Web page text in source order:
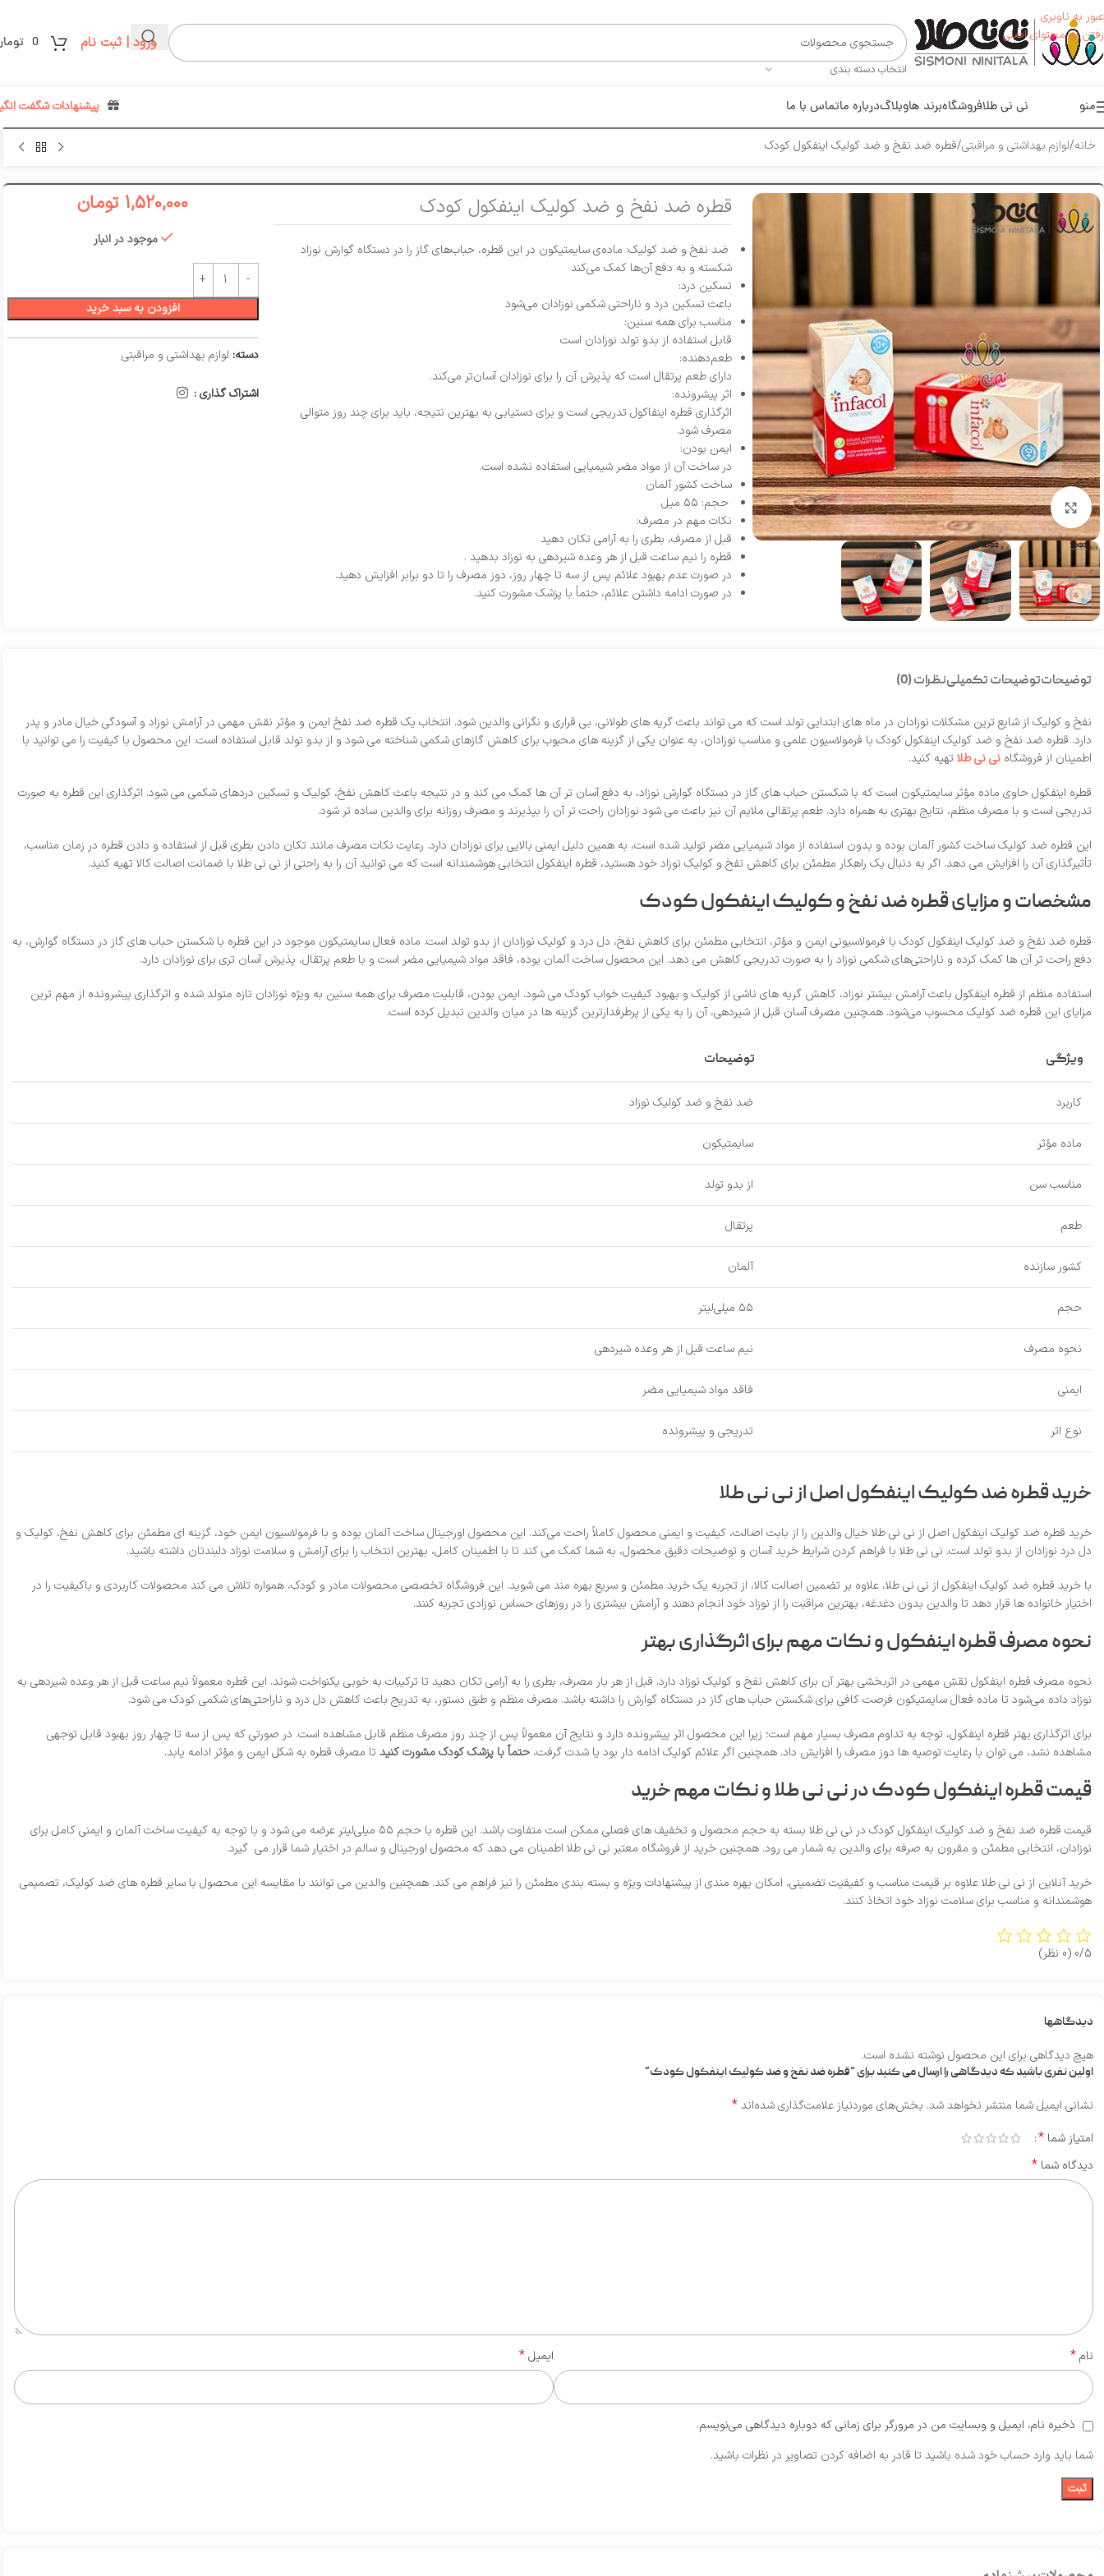
عبور به ناوبری
رفتن به محتوای اصلی
انتخاب دسته بندی
ورود | ثبت نام 0
منو نی نی طلافروشگاهبرند هاوبلاگدرباره ماتماس با ما پیشنهادات شگفت
خانه لوازم بهداشتی و مراقبتی قطره ضد نفخ و ضد کولیک اینفکول کودک
بزرگنمایی تصویر
قطره ضد نفخ و ضد کولیک اینفکول کودک
ضد نفخ و ضد کولیک: ماده‌ی سایمتیکون در این قطره، حباب‌های گاز را در دستگاه گوارش نوزاد
شکسته و به دفع آن‌ها کمک می‌کند
تسکین درد:
باعث تسکین درد و ناراحتی شکمی نوزادان می‌شود
مناسب برای همه سنین:
قابل استفاده از بدو تولد نوزادان است
طعم‌دهنده:
دارای طعم پرتقال است که پذیرش آن را برای نوزادان آسان‌تر می‌کند.
اثر پیشرونده:
اثرگذاری قطره اینفاکول تدریجی است و برای دستیابی به بهترین نتیجه، باید برای چند روز متوالی
مصرف شود.
ایمن بودن:
در ساخت آن از مواد مضر شیمیایی استفاده نشده است.
ساخت کشور آلمان
حجم: ۵۵ میل
نکات مهم در مصرف:
قبل از مصرف، بطری را به آرامی تکان دهید
قطره را نیم ساعت قبل از هر وعده شیردهی به نوزاد بدهید .
در صورت عدم بهبود علائم پس از سه تا چهار روز، دوز مصرف را تا دو برابر افزایش دهید.
در صورت ادامه داشتن علائم، حتماً با پزشک مشورت کنید.
1,520,000 تومان
موجود در انبار
افزودن به سبد خرید
دسته: لوازم بهداشتی و مراقبتی
اشتراک گذاری :
توضیحاتتوضیحات تکمیلینظرات (0)
نفخ و کولیک از شایع‌ ترین مشکلات نوزادان در ماه‌ های ابتدایی تولد است که می‌ تواند باعث گریه‌ های طولانی، بی‌ قراری و نگرانی والدین شود. انتخاب یک قطره ضد نفخ ایمن و مؤثر نقش مهمی در آرامش نوزاد و آسودگی خیال مادر و پدر
دارد. قطره ضد نفخ و ضد کولیک اینفکول کودک با فرمولاسیون علمی و مناسب نوزادان، به‌ عنوان یکی از گزینه‌ های محبوب برای کاهش گازهای شکمی شناخته می‌ شود و از بدو تولد قابل استفاده است. این محصول با کیفیت را می‌ توانید با
اطمینان از فروشگاه نی نی طلا تهیه کنید.
قطره اینفکول حاوی ماده مؤثر سایمتیکون است که با شکستن حباب‌ های گاز در دستگاه گوارش نوزاد، به دفع آسان‌ تر آن‌ ها کمک می‌ کند و در نتیجه باعث کاهش نفخ، کولیک و تسکین دردهای شکمی می‌ شود. اثرگذاری این قطره به‌ صورت
تدریجی است و با مصرف منظم، نتایج بهتری به همراه دارد. طعم پرتقالی ملایم آن نیز باعث می‌ شود نوزادان راحت‌ تر آن را بپذیرند و مصرف روزانه برای والدین ساده‌ تر شود.
این قطره ضد کولیک ساخت کشور آلمان بوده و بدون استفاده از مواد شیمیایی مضر تولید شده است، به همین دلیل ایمنی بالایی برای نوزادان دارد. رعایت نکات مصرف مانند تکان دادن بطری قبل از استفاده و دادن قطره در زمان مناسب،
تأثیرگذاری آن را افزایش می‌ دهد. اگر به‌ دنبال یک راهکار مطمئن برای کاهش نفخ و کولیک نوزاد خود هستید، قطره اینفکول انتخابی هوشمندانه است که می‌ توانید آن را به‌ راحتی از نی نی طلا با ضمانت اصالت کالا تهیه کنید.
مشخصات و مزایای قطره ضد نفخ و کولیک اینفکول کودک
قطره ضد نفخ و ضد کولیک اینفکول کودک با فرمولاسیونی ایمن و مؤثر، انتخابی مطمئن برای کاهش نفخ، دل‌ درد و کولیک نوزادان از بدو تولد است. ماده فعال سایمتیکون موجود در این قطره با شکستن حباب‌ های گاز در دستگاه گوارش، به
دفع راحت‌ تر آن‌ ها کمک کرده و ناراحتی‌های شکمی نوزاد را به‌ صورت تدریجی کاهش می‌ دهد. این محصول ساخت آلمان بوده، فاقد مواد شیمیایی مضر است و با طعم پرتقال، پذیرش آسان‌ تری برای نوزادان دارد.
استفاده منظم از قطره اینفکول باعث آرامش بیشتر نوزاد، کاهش گریه‌ های ناشی از کولیک و بهبود کیفیت خواب کودک می‌ شود. ایمن بودن، قابلیت مصرف برای همه سنین به‌ ویژه نوزادان تازه متولد شده و اثرگذاری پیشرونده از مهم‌ ترین
مزایای این قطره ضد کولیک محسوب می‌شود. همچنین مصرف آسان قبل از شیردهی، آن را به یکی از پرطرفدارترین گزینه‌ ها در میان والدین تبدیل کرده است.
ویژگی توضیحات
کاربرد ضد نفخ و ضد کولیک نوزاد
ماده مؤثر سایمتیکون
مناسب سن از بدو تولد
طعم پرتقال
کشور سازنده آلمان
حجم ۵۵ میلی‌لیتر
نحوه مصرف نیم ساعت قبل از هر وعده شیردهی
ایمنی فاقد مواد شیمیایی مضر
نوع اثر تدریجی و پیشرونده
خرید قطره ضد کولیک اینفکول اصل از نی‌ نی طلا
خرید قطره ضد کولیک اینفکول اصل از نی‌ نی طلا خیال والدین را از بابت اصالت، کیفیت و ایمنی محصول کاملاً راحت می‌کند. این محصول اورجینال ساخت آلمان بوده و با فرمولاسیون ایمن خود، گزینه‌ ای مطمئن برای کاهش نفخ، کولیک و
دل‌ درد نوزادان از بدو تولد است. نی‌ نی طلا با فراهم کردن شرایط خرید آسان و توضیحات دقیق محصول، به شما کمک می‌ کند تا با اطمینان کامل، بهترین انتخاب را برای آرامش و سلامت نوزاد دلبندتان داشته باشید.
با خرید قطره ضد کولیک اینفکول از نی‌ نی طلا، علاوه بر تضمین اصالت کالا، از تجربه یک خرید مطمئن و سریع بهره‌ مند می‌ شوید. این فروشگاه تخصصی محصولات مادر و کودک، همواره تلاش می‌ کند محصولات کاربردی و باکیفیت را در
اختیار خانواده‌ ها قرار دهد تا والدین بدون دغدغه، بهترین مراقبت را از نوزاد خود انجام دهند و آرامش بیشتری را در روزهای حساس نوزادی تجربه کنند.
نحوه مصرف قطره اینفکول و نکات مهم برای اثرگذاری بهتر
نحوه مصرف قطره اینفکول نقش مهمی در اثربخشی بهتر آن برای کاهش نفخ و کولیک نوزاد دارد. قبل از هر بار مصرف، بطری را به‌ آرامی تکان دهید تا ترکیبات به‌ خوبی یکنواخت شوند. این قطره معمولاً نیم ساعت قبل از هر وعده شیردهی به
نوزاد داده می‌شود تا ماده فعال سایمتیکون فرصت کافی برای شکستن حباب‌ های گاز در دستگاه گوارش را داشته باشد. مصرف منظم و طبق دستور، به تدریج باعث کاهش دل‌ درد و ناراحتی‌های شکمی کودک می‌ شود.
برای اثرگذاری بهتر قطره اینفکول، توجه به تداوم مصرف بسیار مهم است؛ زیرا این محصول اثر پیشرونده دارد و نتایج آن معمولاً پس از چند روز مصرف منظم قابل مشاهده است. در صورتی که پس از سه تا چهار روز بهبود قابل‌ توجهی
مشاهده نشد، می‌ توان با رعایت توصیه‌ ها دوز مصرف را افزایش داد. همچنین اگر علائم کولیک ادامه‌ دار بود یا شدت گرفت، حتماً با پزشک کودک مشورت کنید تا مصرف قطره به شکل ایمن و مؤثر ادامه یابد.
قیمت قطره اینفکول کودک در نی‌ نی طلا و نکات مهم خرید
قیمت قطره ضد نفخ و ضد کولیک اینفکول کودک در نی‌ نی طلا بسته به حجم محصول و تخفیف‌ های فصلی ممکن است متفاوت باشد. این قطره با حجم ۵۵ میلی‌لیتر عرضه می‌ شود و با توجه به کیفیت ساخت آلمان و ایمنی کامل برای
نوزادان، انتخابی مطمئن و مقرون‌ به‌ صرفه برای والدین به شمار می‌ رود. همچنین خرید از فروشگاه معتبر نی‌ نی طلا اطمینان می‌ دهد که محصول اورجینال و سالم در اختیار شما قرار می‌ گیرد.
خرید آنلاین از نی‌ نی طلا علاوه بر قیمت مناسب و کفیفیت تضمینی، امکان بهره‌ مندی از پیشنهادات ویژه و بسته‌ بندی مطمئن را نیز فراهم می‌ کند. همچنین والدین می‌ توانند با مقایسه این محصول با سایر قطره‌ های ضد کولیک، تصمیمی
هوشمندانه و مناسب برای سلامت نوزاد خود اتخاذ کنند.
0/5 (0 نظر)
دیدگاهها
هیچ دیدگاهی برای این محصول نوشته نشده است.
اولین نفری باشید که دیدگاهی را ارسال می کنید برای “قطره ضد نفخ و ضد کولیک اینفکول کودک”
نشانی ایمیل شما منتشر نخواهد شد. بخش‌های موردنیاز علامت‌گذاری شده‌اند*
امتیاز شما *
دیدگاه شما *
نام* ایمیل*
ذخیره نام، ایمیل و وبسایت من در مرورگر برای زمانی که دوباره دیدگاهی می‌نویسم.
شما باید وارد حساب خود شده باشید تا قادر به اضافه کردن تصاویر در نظرات باشید.